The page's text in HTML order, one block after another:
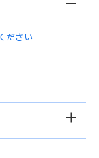
ださい